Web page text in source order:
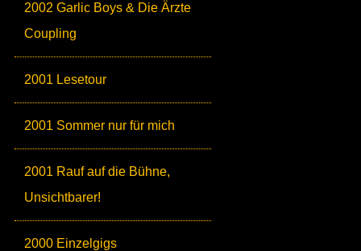
2002 Garlic Boys & Die Ärzte
Coupling
2001 Lesetour
2001 Sommer nur für mich
2001 Rauf auf die Bühne,
Unsichtbarer!
2000 Einzelgigs